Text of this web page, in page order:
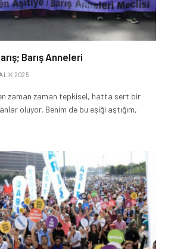
Barış Anneleri
2025
zaman zaman tepkisel, hatta sert bir
oluyor. Benim de bu eşiği aştığım,